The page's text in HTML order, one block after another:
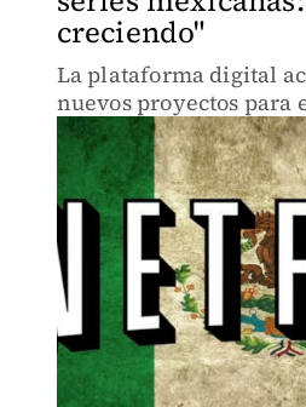
creciendo"
La plataforma digital
nuevos proyectos para